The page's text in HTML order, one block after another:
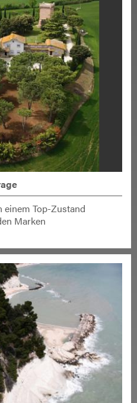
einem Top-Zustand
Marken